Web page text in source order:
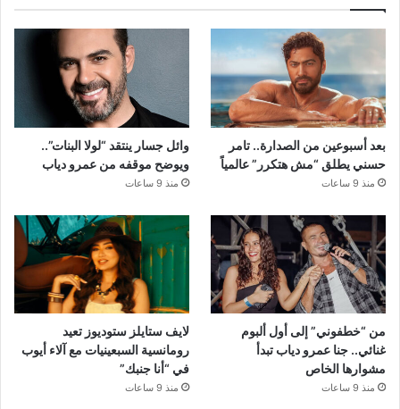
بعد أسبوعين من الصدارة.. تامر
حسني يطلق “مش هتكرر” عالمياً
منذ 9 ساعات
وائل جسار ينتقد “لولا البنات”..
ويوضح موقفه من عمرو دياب
منذ 9 ساعات
من “خطفوني” إلى أول ألبوم
غنائي.. جنا عمرو دياب تبدأ
مشوارها الخاص
منذ 9 ساعات
لايف ستايلز ستوديوز تعيد
رومانسية السبعينيات مع آلاء أيوب
في “أنا جنبك”
منذ 9 ساعات